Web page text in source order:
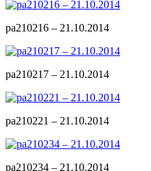
pa210216 – 21.10.2014
pa210217 – 21.10.2014
pa210221 – 21.10.2014
pa210234 – 21.10.2014